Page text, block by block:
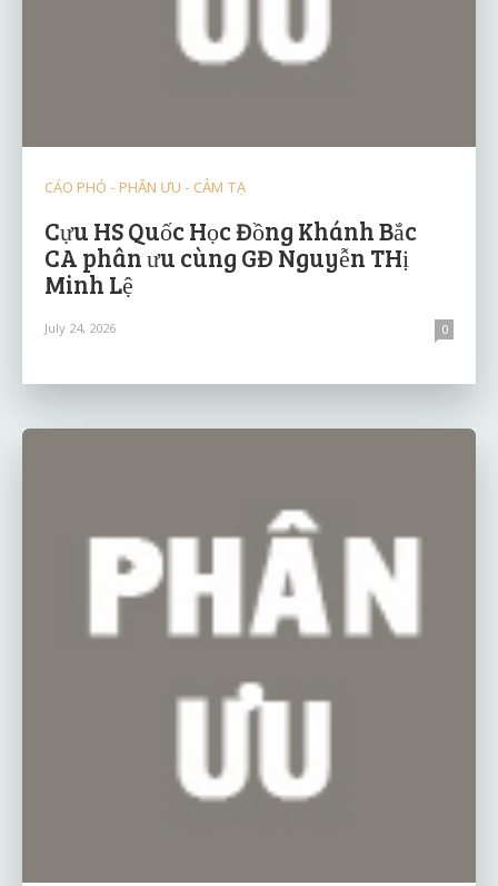
CÁO PHÓ - PHÂN ƯU - CẢM TẠ
Cựu HS Quốc Học Đồng Khánh Bắc
CA phân ưu cùng GĐ Nguyễn THị
Minh Lệ
July 24, 2026 0